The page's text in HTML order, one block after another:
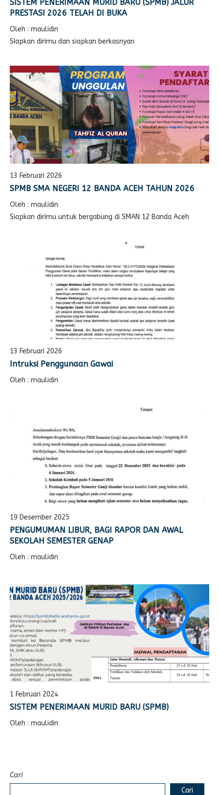
SISTEM PENERIMAAN MURID BARU (SPMB) JALUR
PRESTASI 2026 TELAH DI BUKA
Oleh : maulidin
SIapkan dirimu dan siapkan berkasnyan
13 Februari 2026
SPMB SMA NEGERI 12 BANDA ACEH TAHUN 2026
Oleh : maulidin
Siapkan dirimu untuk bergabung di SMAN 12 Banda Aceh
13 Februari 2026
Intruksi Penggunaan Gawai
Oleh : maulidin
19 Desember 2025
PENGUMUMAN LIBUR, BAGI RAPOR DAN AWAL
SEKOLAH SEMESTER GENAP
Oleh : maulidin
1 Februari 2024
SISTEM PENERIMAAN MURID BARU (SPMB)
Oleh : maulidin
Cari
Cari